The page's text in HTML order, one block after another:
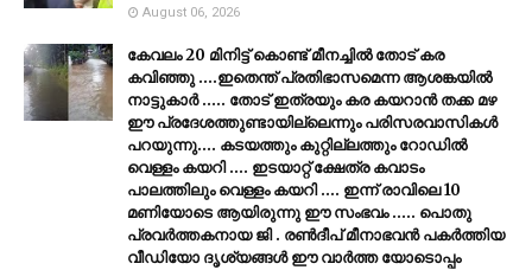
August 06, 2026
കേവലം 20 മിനിട്ട് കൊണ്ട് മീനച്ചിൽ തോട് കര
കവിഞ്ഞു ....ഇതെന്ത് പ്രതിഭാസമെന്ന ആശങ്കയിൽ
നാട്ടുകാർ ..... തോട് ഇത്രയും കര കയറാൻ തക്ക മഴ
ഈ പ്രദേശത്തുണ്ടായില്ലെന്നും പരിസരവാസികൾ
പറയുന്നു.... കടയത്തും കുറ്റില്ലത്തും റോഡിൽ
വെള്ളം കയറി .... ഇടയാറ്റ് ക്ഷേത്ര കവാടം
പാലത്തിലും വെള്ളം കയറി .... ഇന്ന് രാവിലെ 10
മണിയോടെ ആയിരുന്നു ഈ സംഭവം ..... പൊതു
പ്രവർത്തകനായ ജി . രൺദീപ് മീനാഭവൻ പകർത്തിയ
വീഡിയോ ദൃശ്യങ്ങൾ ഈ വാർത്ത യോടൊപ്പം